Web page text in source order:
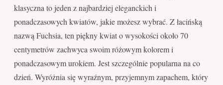
klasyczna to jeden z najbardziej eleganckich i
ponadczasowych kwiatów, jakie możesz wybrać. Z łacińską
nazwą Fuchsia, ten piękny kwiat o wysokości około 70
centymetrów zachwyca swoim różowym kolorem i
ponadczasowym urokiem. Jest szczególnie popularna na co
dzień. Wyróżnia się wyraźnym, przyjemnym zapachem, który